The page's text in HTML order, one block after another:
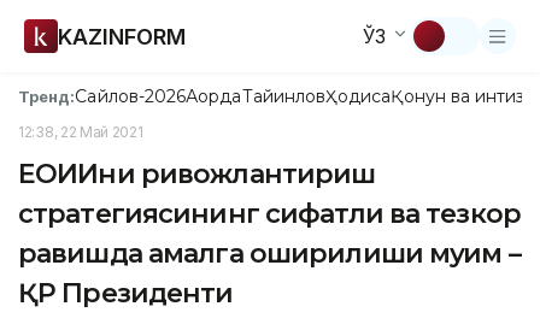
KAZINFORM ЎЗ
Тренд:Сайлов-2026АқордаТайинловҲодисаҚонун ва
12:38, 22 Май 2021
ЕОИИни ривожлантириш
стратегиясининг сифатли ва тезкор
равишда амалга оширилиши муҳим –
ҚР Президенти